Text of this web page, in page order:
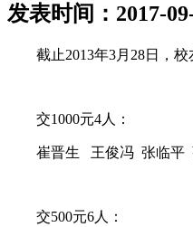
发表时间：2017-
截止2013年3月28日，
交1000元4人：
崔晋生 王俊冯 张临平
交500元6人：